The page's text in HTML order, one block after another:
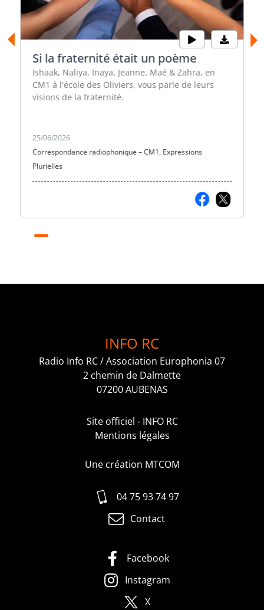
Si la fraternité était un poème
Ishaak, Naliya, Inaya, Jeanne, Maé & Zahra, en
CM1 à l'école des Oliviers, vous parle de leurs
visions de la fraternité.
25/06/2026
Correspondance radiophonique – CM1, Expressions
Plurielles
INFO RC
Radio Info RC / Association Europhonia 07
2 chemin de Dalmette
07200 AUBENAS
Site officiel - INFO RC
Mentions légales
Une création MTCOM
04 75 93 74 97
Contact
Facebook
Instagram
X